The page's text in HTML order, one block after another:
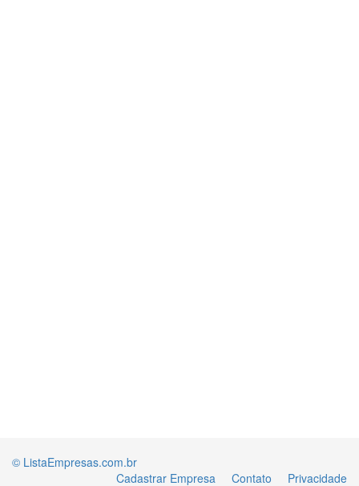
© ListaEmpresas.com.br
Cadastrar Empresa
Contato Privacidade